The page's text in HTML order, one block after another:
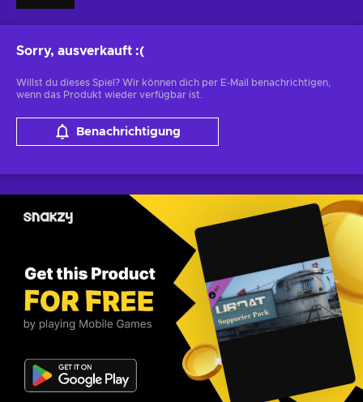
Sorry, ausverkauft :(
Willst du dieses Spiel? Wir können dich per E-Mail benachrichtigen,
wenn das Produkt wieder verfügbar ist.
Benachrichtigung